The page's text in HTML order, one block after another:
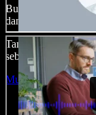
Buat voice over,
dan kloning suara
Tanpa kurva
sebebas mungkin
Mulai Studio